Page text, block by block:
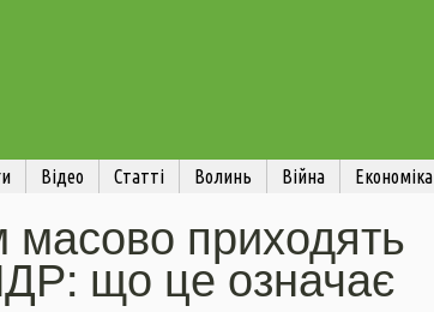
Відео Статті Волинь Війна Економіка
масово приходять
що це означає